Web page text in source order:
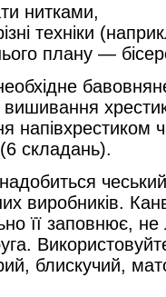
нитками,
техніки
плану —
напівхрестиком
складань).
виробників.
її заповнює,
блискучий,